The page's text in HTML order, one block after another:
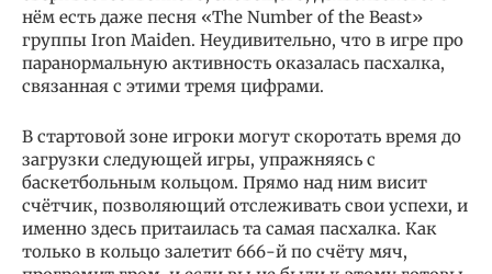
нём есть даже песня «The Number of the Beast»
группы Iron Maiden. Неудивительно, что в игре про
паранормальную активность оказалась пасхалка,
связанная с этими тремя цифрами.
В стартовой зоне игроки могут скоротать время до
загрузки следующей игры, упражняясь с
баскетбольным кольцом. Прямо над ним висит
счётчик, позволяющий отслеживать свои успехи, и
именно здесь притаилась та самая пасхалка. Как
только в кольцо залетит 666-й по счёту мяч,